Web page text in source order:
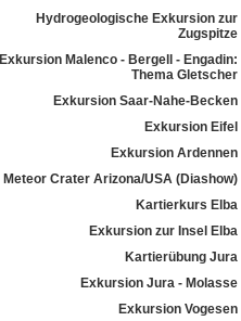
Hydrogeologische Exkursion zur
Zugspitze
Exkursion Malenco - Bergell - Engadin:
Thema Gletscher
Exkursion Saar-Nahe-Becken
Exkursion Eifel
Exkursion Ardennen
Meteor Crater Arizona/USA (Diashow)
Kartierkurs Elba
Exkursion zur Insel Elba
Kartierübung Jura
Exkursion Jura - Molasse
Exkursion Vogesen